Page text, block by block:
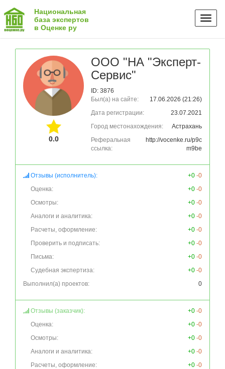
Национальная
база экспертов
в Оценке ру
0.0
ООО "НА "Эксперт-
Сервис"
ID: 3876
Был(а) на сайте:
17.06.2026 (21:26)
Дата регистрации:
23.07.2021
Город местонахождения:
Астрахань
Реферальная
ссылка:
http://vocenke.ru/p9c
m9be
Отзывы (исполнитель): +0 -0
Оценка:
+0 -0
Осмотры:
+0 -0
Аналоги и аналитика:
+0 -0
Расчеты, оформление:
+0 -0
Проверить и подписать:
+0 -0
Письма:
+0 -0
Судебная экспертиза:
+0 -0
Выполнил(а) проектов:
0
Отзывы (заказчик): +0 -0
Оценка:
+0 -0
Осмотры:
+0 -0
Аналоги и аналитика:
+0 -0
Расчеты, оформление:
+0 -0